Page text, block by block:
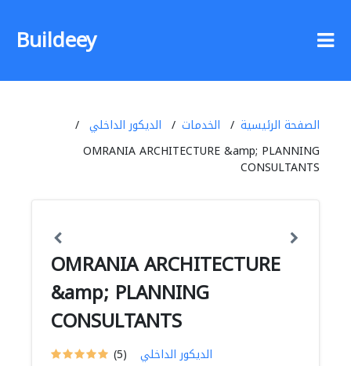
Buildeey
الصفحة الرئيسية الخدمات
الديكور الداخلي
OMRANIA ARCHITECTURE &amp; PLANNING
CONSULTANTS
OMRANIA ARCHITECTURE
&amp; PLANNING
CONSULTANTS
(5) الديكور الداخلي